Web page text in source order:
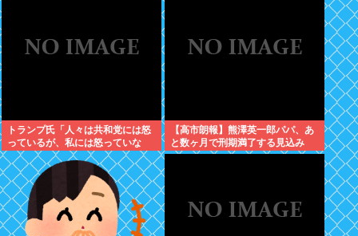
トランプ氏「人々は共和党には怒
っているが、私には怒っていな
い」
【高市朗報】熊澤英一郎パパ、あ
と数ヶ月で刑期満了する見込み